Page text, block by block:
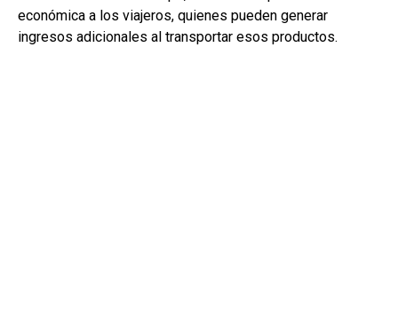
económica a los viajeros, quienes pueden generar
ingresos adicionales al transportar esos productos.